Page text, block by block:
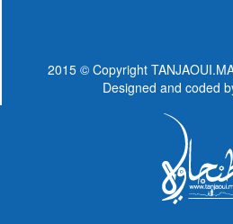
2015 © Copyright
Designed and coded